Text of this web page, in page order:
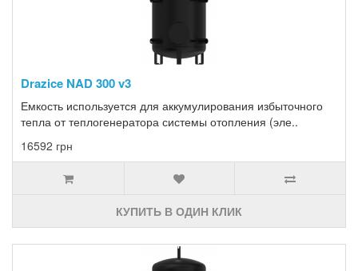
Drazice NAD 300 v3
Емкость используется для аккумулирования избыточного
тепла от теплогенератора системы отопления (эле..
16592 грн
КУПИТЬ В ОДИН КЛИК